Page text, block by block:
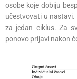
osobe koje dobiju
učestvovati u
za jedan ciklus. Za
ponovo prijavi nakon